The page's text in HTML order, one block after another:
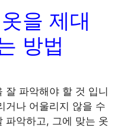
을 제대
방법
잘 파악해야 할 것 입니
거나 어울리지 않을 수
파악하고, 그에 맞는 옷